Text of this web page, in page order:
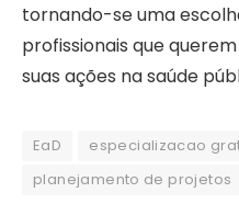
tornando-se uma
profissionais que
suas ações na saúde
EaD especializacao
planejamento de projetos